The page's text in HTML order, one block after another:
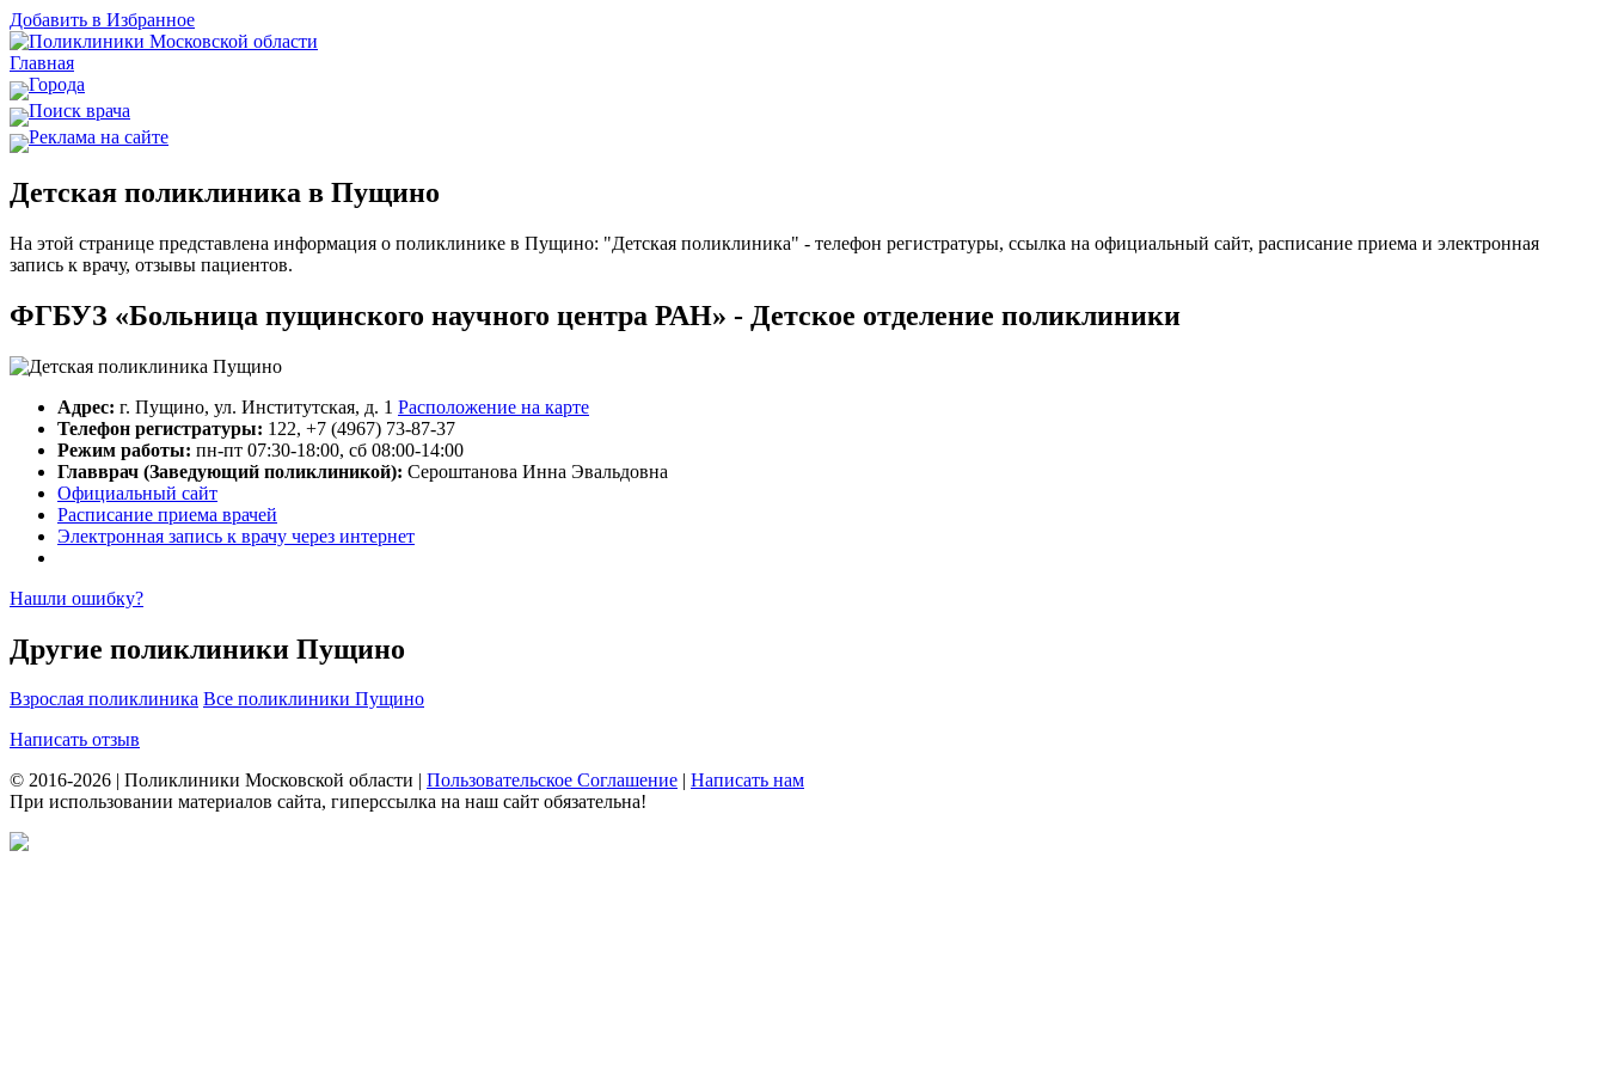
Добавить в Избранное
Главная
Города
Поиск врача
Реклама на сайте
Детская поликлиника в Пущино
На этой странице представлена информация о поликлинике в Пущино: "Детская поликлиника" - телефон регистратуры, ссылка на официальный сайт, расписание приема и электронная
запись к врачу, отзывы пациентов.
ФГБУЗ «Больница пущинского научного центра РАН» - Детское отделение поликлиники
Адрес: г. Пущино, ул. Институтская, д. 1 Расположение на карте
Телефон регистратуры: 122, +7 (4967) 73-87-37
Режим работы: пн-пт 07:30-18:00, сб 08:00-14:00
Главврач (Заведующий поликлиникой): Сероштанова Инна Эвальдовна
Официальный сайт
Расписание приема врачей
Электронная запись к врачу через интернет
Нашли ошибку?
Другие поликлиники Пущино
Взрослая поликлиника Все поликлиники Пущино
Написать отзыв
© 2016-2026 | Поликлиники Московской области | Пользовательское Соглашение | Написать нам
При использовании материалов сайта, гиперссылка на наш сайт обязательна!